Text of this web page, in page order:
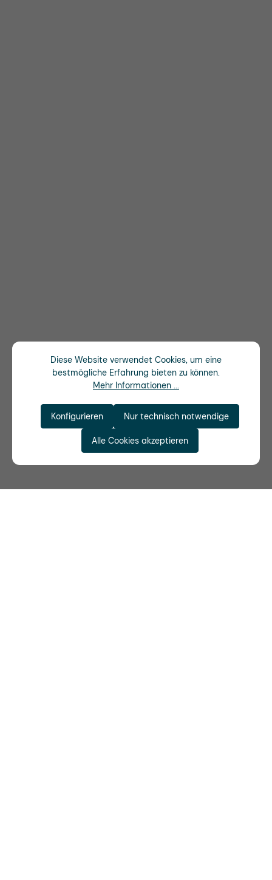
Diese Website verwendet Cookies, um eine
bestmögliche Erfahrung bieten zu können.
Mehr Informationen ...
Nur technisch notwendige
Konfigurieren
Alle Cookies akzeptieren